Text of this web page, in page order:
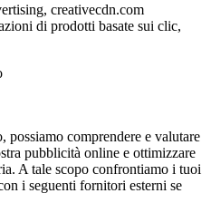
creativecdn.com
di prodotti basate sui clic,
possiamo comprendere e valutare
pubblicità online e ottimizzare
A tale scopo confrontiamo i tuoi
i seguenti fornitori esterni se